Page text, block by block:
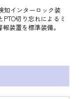
知インターロック装
切り忘れによるミ
装置を標準装備。